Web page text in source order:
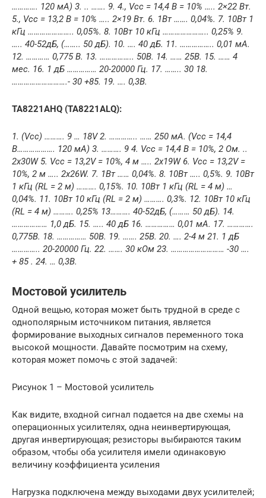
…………. 120 мА) 3. .. ……. 9. 4., Vcc = 14,4 В = 10% ….. 2×22 Вт.
5., Vcc = 13,2 В = 10% ….. 2×19 Вт. 6. 1Вт ……. 0,04%. 7. 10Вт 1
кГц ………………….. 0,05%. 8. 10Вт 10 кГц ………………….. 0,25% 9.
….. 40-52дБ, (…….. 50 дБ). 10. …. 40 дБ. 11. …………….. 0,01 мА.
12. ………… 0,775 В. 13. …………….. 50В. 14. …… 25В. 15. …… 4
мес. 16. 1 дБ …………… 20-20000 Гц. 17. …….. 30 18.
……………………….- 30 +85. 19. …. 0,3В.
TA8221AHQ (TA8221ALQ):
1. (Vcc) ………. 9 … 18V 2. ………….. …… 250 мА. (Vcc = 14,4
В………………. 120 мА) 3. ………. 9 4. Vcc = 14,4 В = 10%, 2 Ом. ..
2x30W 5. Vcc = 13,2V = 10%, 4 м ….. 2x19W 6. Vcc = 13,2V =
10%, 2 м ….. 2x26W. 7. 1Вт …… 0,04%. 8. 10Вт ….. 0,5%. 9. 10Вт
1 кГц (RL = 2 м) ………. 0,15%. 10. 10Вт 1 кГц (RL = 4 м) …
0,04%. 11. 10Вт 10 кГц (RL = 2 м) ………. 0,3%. 12. 10Вт 10 кГц
(RL = 4 м) ………. 0,25% 13………. 40-52дБ, (……… 50 дБ). 14.
……………… 1,0 дБ. 15. ….. 40 дБ 16. …………… 0,01 мА. 17. ………….
0,775В. 18. …………… 50В. 19. ……. 25В. 20. …. 2-4 м 21. 1 дБ
………….. 20-20000 Гц. 22. ……. 30 кОм 23. ……………………… -30 ….
+ 85 . 24. … 0,3В.
Мостовой усилитель
Одной вещью, которая может быть трудной в среде с
однополярным источником питания, является
формирование выходных сигналов переменного тока
высокой мощности. Давайте посмотрим на схему,
которая может помочь с этой задачей:
Рисунок 1 – Мостовой усилитель
Как видите, входной сигнал подается на две схемы на
операционных усилителях, одна неинвертирующая,
другая инвертирующая; резисторы выбираются таким
образом, чтобы оба усилителя имели одинаковую
величину коэффициента усиления
Нагрузка подключена между выходами двух усилителей;